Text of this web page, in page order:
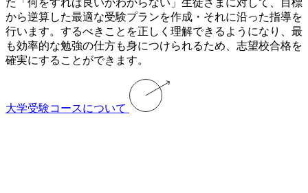
た「何をすれば良いかわからない」生徒さまに対して、目標
から逆算した最適な受験プランを作成・それに沿った指導を
行います。するべきことを正しく理解できるようになり、最
も効率的な勉強の仕方も身につけられるため、志望校合格を
確実にすることができます。
大学受験コースについて